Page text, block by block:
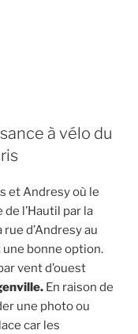
à vélo du
et Andresy où le
l’Hautil par la
d’Andresy au
bonne option.
vent d’ouest
En raison de
une photo ou
car les